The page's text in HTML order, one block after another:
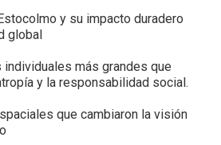
y su impacto duradero
global
individuales más grandes que
y la responsabilidad social.
que cambiaron la visión